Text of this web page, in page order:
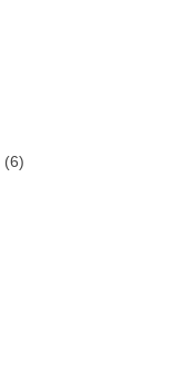
(6)